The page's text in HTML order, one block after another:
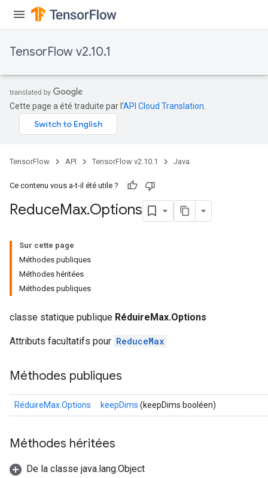
TensorFlow v2.10.1
Cette page a été traduite par l'API Cloud Translation
TensorFlow API TensorFlow v2.10.1 Java
Ce contenu vous a-t-il été utile ?
ReduceMax.Options
Sur cette page
Méthodes publiques
Méthodes héritées
Méthodes publiques
classe statique publique RéduireMax.Options
Attributs facultatifs pour ReduceMax
Méthodes publiques
RéduireMax.Options keepDims (keepDims booléen)
Méthodes héritées
De la classe java.lang.Object